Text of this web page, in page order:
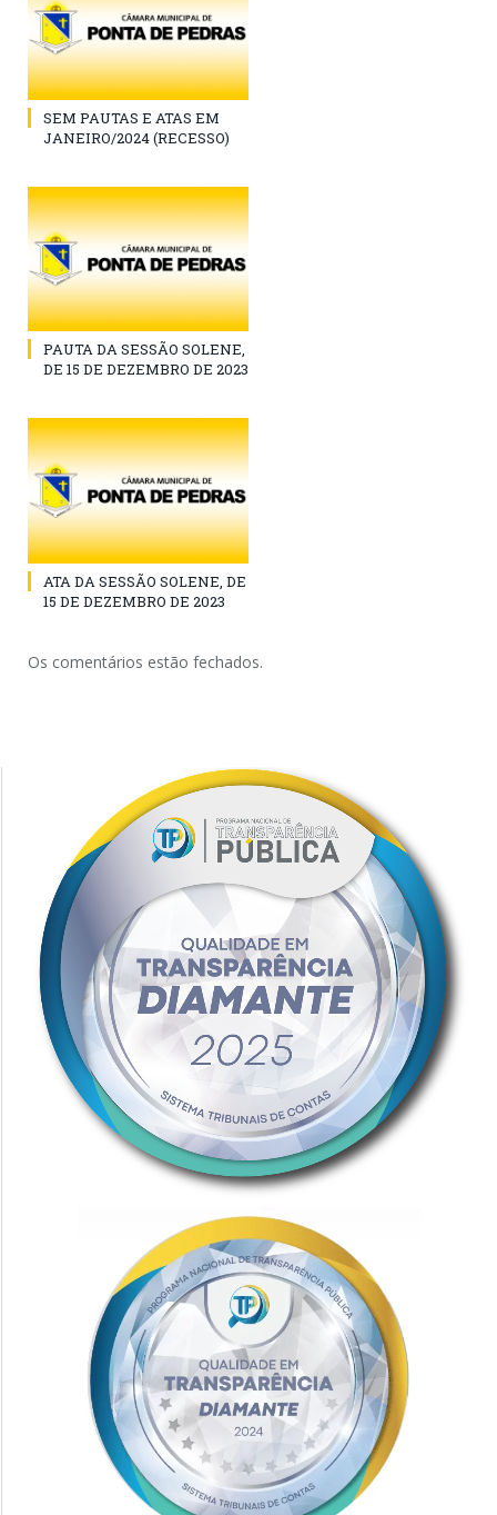
SEM PAUTAS E ATAS EM
JANEIRO/2024 (RECESSO)
PAUTA DA SESSÃO SOLENE,
DE 15 DE DEZEMBRO DE 2023
ATA DA SESSÃO SOLENE, DE
15 DE DEZEMBRO DE 2023
Os comentários estão fechados.